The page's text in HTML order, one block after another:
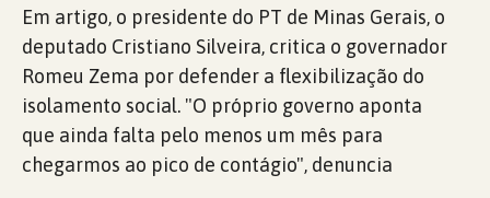
Em artigo, o presidente do PT de Minas Gerais, o
deputado Cristiano Silveira, critica o governador
Romeu Zema por defender a flexibilização do
isolamento social. "O próprio governo aponta
que ainda falta pelo menos um mês para
chegarmos ao pico de contágio", denuncia